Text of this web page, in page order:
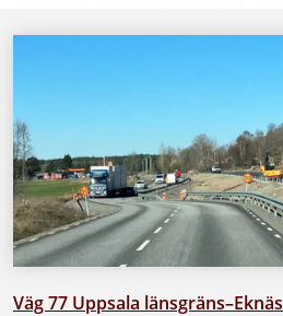
Väg 77 Uppsala länsgräns–Eknäs